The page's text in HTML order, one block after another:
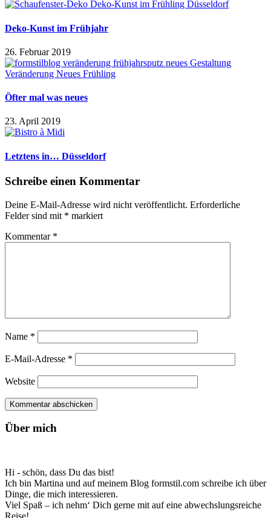
Deko-Kunst im Frühjahr
26. Februar 2019
Öfter mal was neues
23. April 2019
Letztens in… Düsseldorf
Schreibe einen Kommentar
Deine E-Mail-Adresse wird nicht veröffentlicht. Erforderliche
Felder sind mit * markiert
Kommentar *
Name *
E-Mail-Adresse *
Website
Über mich
Hi - schön, dass Du das bist!
Ich bin Martina und auf meinem Blog formstil.com schreibe ich über
Dinge, die mich interessieren.
Viel Spaß – ich nehm‘ Dich gerne mit auf eine abwechslungsreiche
Reise!